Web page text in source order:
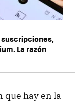
suscripciones,
La razón
que hay en la